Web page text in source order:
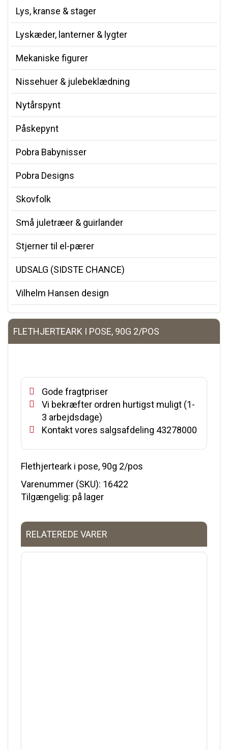
Lys, kranse & stager
Lyskæder, lanterner & lygter
Mekaniske figurer
Nissehuer & julebeklædning
Nytårspynt
Påskepynt
Pobra Babynisser
Pobra Designs
Skovfolk
Små juletræer & guirlander
Stjerner til el-pærer
UDSALG (SIDSTE CHANCE)
Vilhelm Hansen design
FLETHJERTEARK I POSE, 90G 2/POS
Gode fragtpriser
Vi bekræfter ordren hurtigst muligt (1-
3 arbejdsdage)
Kontakt vores salgsafdeling 43278000
Flethjerteark i pose, 90g 2/pos
Varenummer (SKU): 16422
Tilgængelig: på lager
RELATEREDE VARER